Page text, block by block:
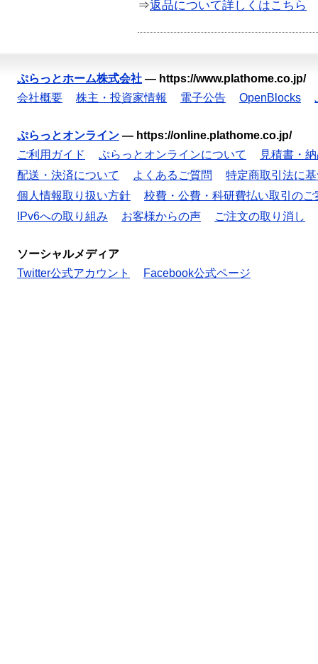
⇒返品について詳しくはこちら
ぷらっとホーム株式会社 — https://www.plathome.co.jp/
会社概要
株主・投資家情報 電子公告 OpenBlocks
ぷらっとオンライン — https://online.plathome.co.jp/
ご利用ガイド
ぷらっとオンラインについて
見積書・
配送・決済について
よくあるご質問
特定商取引法に
個人情報取り扱い方針
校費・公費・科研費払い取引のご
IPv6への取り組み
お客様からの声 ご注文の取り消し
ソーシャルメディア
Twitter公式アカウント
Facebook公式ページ